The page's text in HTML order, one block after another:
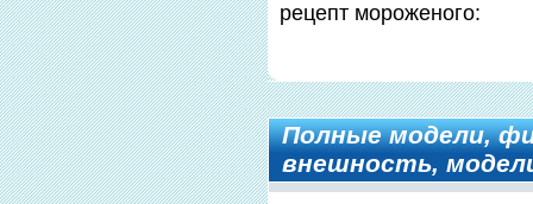
рецепт мороженого:
Полные модели,
внешность,